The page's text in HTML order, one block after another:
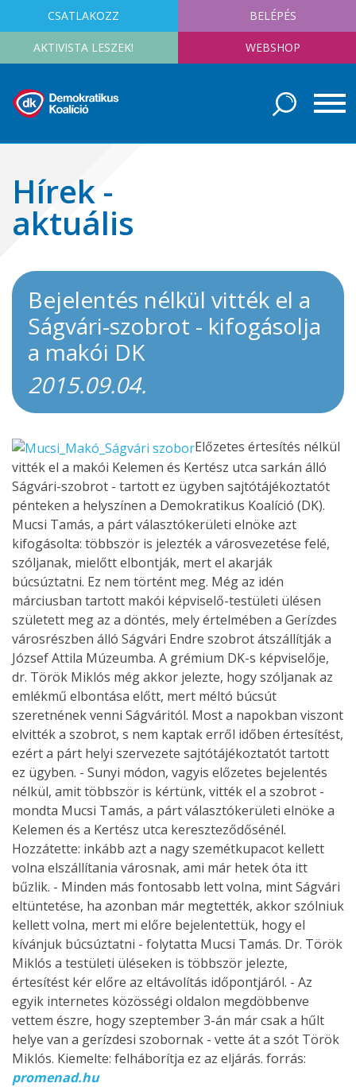
CSATLAKOZZ BELÉPÉS
AKTIVISTA LESZEK! WEBSHOP
Hírek -
aktuális
Bejelentés nélkül vitték el a
Ságvári-szobrot - kifogásolja
a makói DK
2015.09.04.
Előzetes értesítés nélkül
vitték el a makói Kelemen és Kertész utca sarkán álló
Ságvári-szobrot - tartott ez ügyben sajtótájékoztatót
pénteken a helyszínen a Demokratikus Koalíció (DK).
Mucsi Tamás, a párt választókerületi elnöke azt
kifogásolta: többször is jelezték a városvezetése felé,
szóljanak, mielőtt elbontják, mert el akarják
búcsúztatni. Ez nem történt meg. Még az idén
márciusban tartott makói képviselő-testületi ülésen
született meg az a döntés, mely értelmében a Gerízdes
városrészben álló Ságvári Endre szobrot átszállítják a
József Attila Múzeumba. A grémium DK-s képviselője,
dr. Török Miklós még akkor jelezte, hogy szóljanak az
emlékmű elbontása előtt, mert méltó búcsút
szeretnének venni Ságváritól. Most a napokban viszont
elvitték a szobrot, s nem kaptak erről időben értesítést,
ezért a párt helyi szervezete sajtótájékoztatót tartott
ez ügyben. - Sunyi módon, vagyis előzetes bejelentés
nélkül, amit többször is kértünk, vitték el a szobrot -
mondta Mucsi Tamás, a párt választókerületi elnöke a
Kelemen és a Kertész utca kereszteződősénél.
Hozzátette: inkább azt a nagy szemétkupacot kellett
volna elszállítania városnak, ami már hetek óta itt
bűzlik. - Minden más fontosabb lett volna, mint Ságvári
eltüntetése, ha azonban már megtették, akkor szólniuk
kellett volna, mert mi előre bejelentettük, hogy el
kívánjuk búcsúztatni - folytatta Mucsi Tamás. Dr. Török
Miklós a testületi üléseken is többször jelezte,
értesítést kér előre az eltávolítás időpontjáról. - Az
egyik internetes közösségi oldalon megdöbbenve
vettem észre, hogy szeptember 3-án már csak a hűlt
helye van a gerízdesi szobornak - vette át a szót Török
Miklós. Kiemelte: felháborítja ez az eljárás. forrás:
promenad.hu